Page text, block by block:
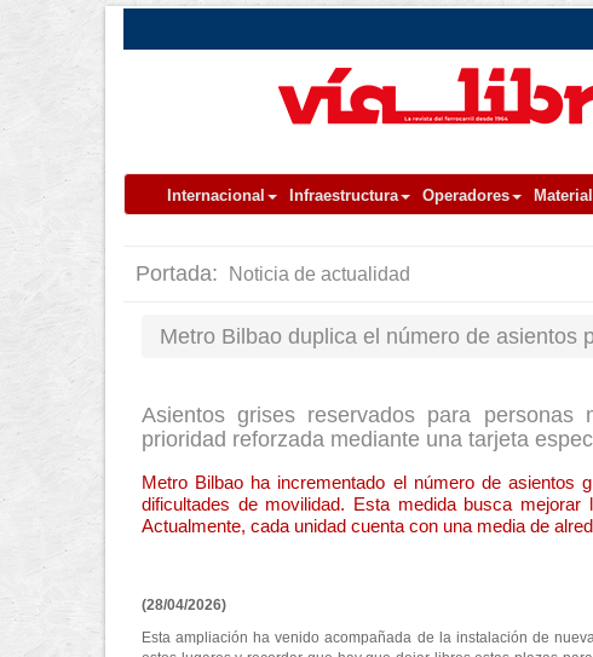
Internacional Infraestructura Operadores Material
Portada: Noticia de actualidad
Metro Bilbao duplica el número de asientos
Asientos grises reservados para
prioridad reforzada mediante una tarjeta
Metro Bilbao ha incrementado el número de asientos
dificultades de movilidad. Esta medida busca
Actualmente, cada unidad cuenta con una media de
(28/04/2026)
Esta ampliación ha venido acompañada de la instalación de